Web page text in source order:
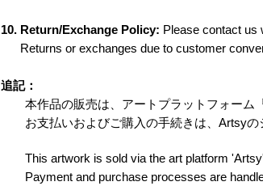
10. Return/Exchange Policy: Please contact us
Returns or exchanges due to customer
追記：
本作品の販売は、アートプラットフォーム『
お支払いおよびご購入の手続きは、Artsyの
This artwork is sold via the art platform
Payment and purchase processes are